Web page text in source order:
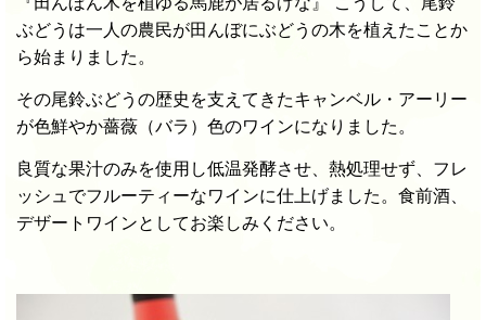
ぶどうは一人の農民が田んぼにぶどうの木を植えたことか
ら始まりました。
その尾鈴ぶどうの歴史を支えてきたキャンベル・アーリー
が色鮮やか薔薇（バラ）色のワインになりました。
良質な果汁のみを使用し低温発酵させ、熱処理せず、フレ
ッシュでフルーティーなワインに仕上げました。 食前酒、
デザートワインとしてお楽しみください。